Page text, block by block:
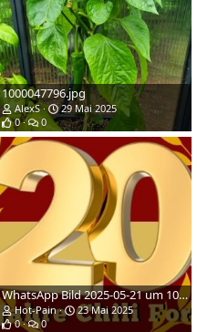
1000047796.jpg
AlexS
29 Mai 2025
0
0
WhatsApp Bild 2025-05-21 um 10.05.48_4c865a55.jpg
Hot-Pain
23 Mai 2025
0
0